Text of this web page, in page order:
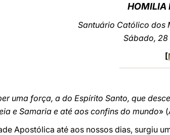
HOMILIA
Santuário Católico dos
Sábado, 28
[
uma força, a do Espírito Santo, que
e Samaria e até aos confins do mundo» (
Apostólica até aos nossos dias, surgiu